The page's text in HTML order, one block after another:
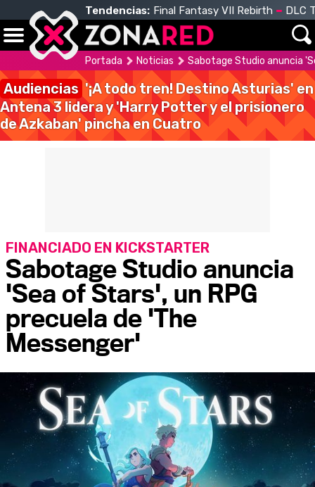
Tendencias: Final Fantasy VII Rebirth DLC
Portada Noticias Sabotage Studio anuncia
Audiencias '¡A todo tren! Destino Asturias' en
Antena 3 lidera y 'Harry Potter y el prisionero
de Azkaban' pincha en Cuatro
Sabotage Studio anuncia
'Sea of Stars', un RPG
precuela de 'The
Messenger'
FINANCIADO EN KICKSTARTER